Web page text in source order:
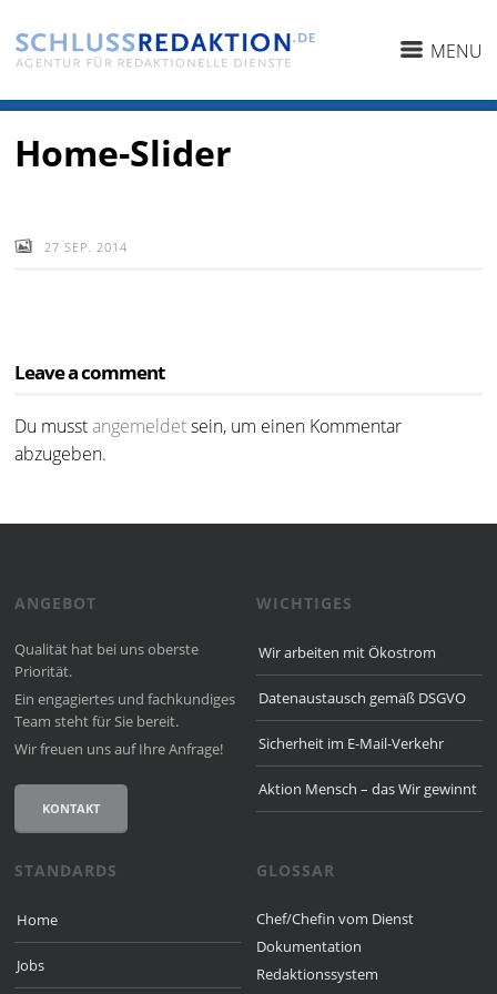
MENU
Home-Slider
27 SEP. 2014
Leave a comment
Du musstangemeldetsein, um einen Kommentar
abzugeben.
ANGEBOT
Qualität hat bei uns oberste
Priorität.
Ein engagiertes und fach­kun­diges
Team steht für Sie bereit.
Wir freuen uns auf Ihre Anfrage!
KONTAKT
WICHTIGES
Wir arbeiten mit Ökostrom
Datenaustausch gemäß DSGVO
Sicherheit im E-Mail-Verkehr
Aktion Mensch – das Wir gewinnt
STANDARDS
Home
Jobs
GLOSSAR
Chef/Chefin vom Dienst
Dokumentation
Redaktionssystem